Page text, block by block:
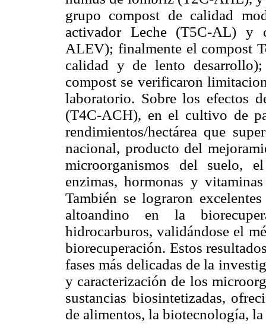
grupo compost de calidad
activador Leche (T5C-AL) y
ALEV); finalmente el compost
calidad y de lento
compost se verificaron
laboratorio. Sobre los efectos
(T4C-ACH), en el cultivo de
rendimientos/hectárea que
nacional, producto del
microorganismos del suelo,
enzimas, hormonas y
También se lograron
altoandino en la
hidrocarburos, validándose el
biorecuperación. Estos
fases más delicadas de la
y caracterización de los
sustancias biosintetizadas,
de alimentos, la biotecnología,